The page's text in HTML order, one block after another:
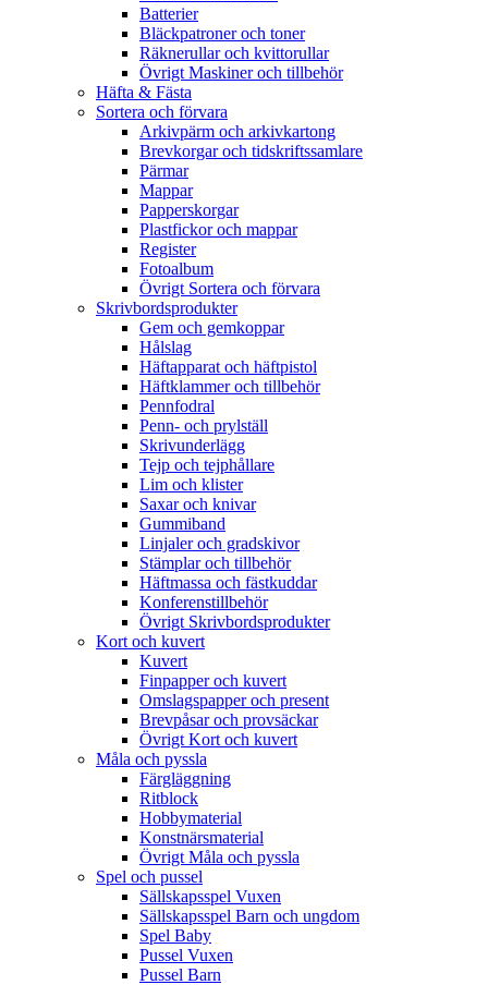
Batterier
Bläckpatroner och toner
Räknerullar och kvittorullar
Övrigt Maskiner och tillbehör
Häfta & Fästa
Sortera och förvara
Arkivpärm och arkivkartong
Brevkorgar och tidskriftssamlare
Pärmar
Mappar
Papperskorgar
Plastfickor och mappar
Register
Fotoalbum
Övrigt Sortera och förvara
Skrivbordsprodukter
Gem och gemkoppar
Hålslag
Häftapparat och häftpistol
Häftklammer och tillbehör
Pennfodral
Penn- och prylställ
Skrivunderlägg
Tejp och tejphållare
Lim och klister
Saxar och knivar
Gummiband
Linjaler och gradskivor
Stämplar och tillbehör
Häftmassa och fästkuddar
Konferenstillbehör
Övrigt Skrivbordsprodukter
Kort och kuvert
Kuvert
Finpapper och kuvert
Omslagspapper och present
Brevpåsar och provsäckar
Övrigt Kort och kuvert
Måla och pyssla
Färgläggning
Ritblock
Hobbymaterial
Konstnärsmaterial
Övrigt Måla och pyssla
Spel och pussel
Sällskapsspel Vuxen
Sällskapsspel Barn och ungdom
Spel Baby
Pussel Vuxen
Pussel Barn